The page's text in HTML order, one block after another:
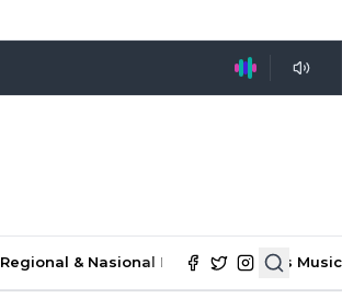
Regional & Nasional Ekonomi & Bisnis Music